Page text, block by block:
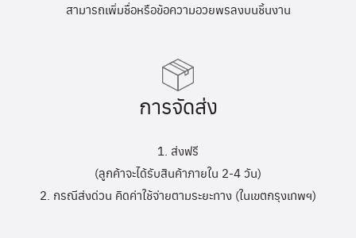
สามารถเพิ่มชื่อหรือข้อความอวยพรลงบนชิ้นงาน
การจัดส่ง
1. ส่งฟรี
(ลูกค้าจะได้รับสินค้าภายใน 2-4 วัน)
2. กรณีส่งด่วน คิดค่าใช้จ่ายตามระยะทาง (ในเขตกรุงเทพฯ)